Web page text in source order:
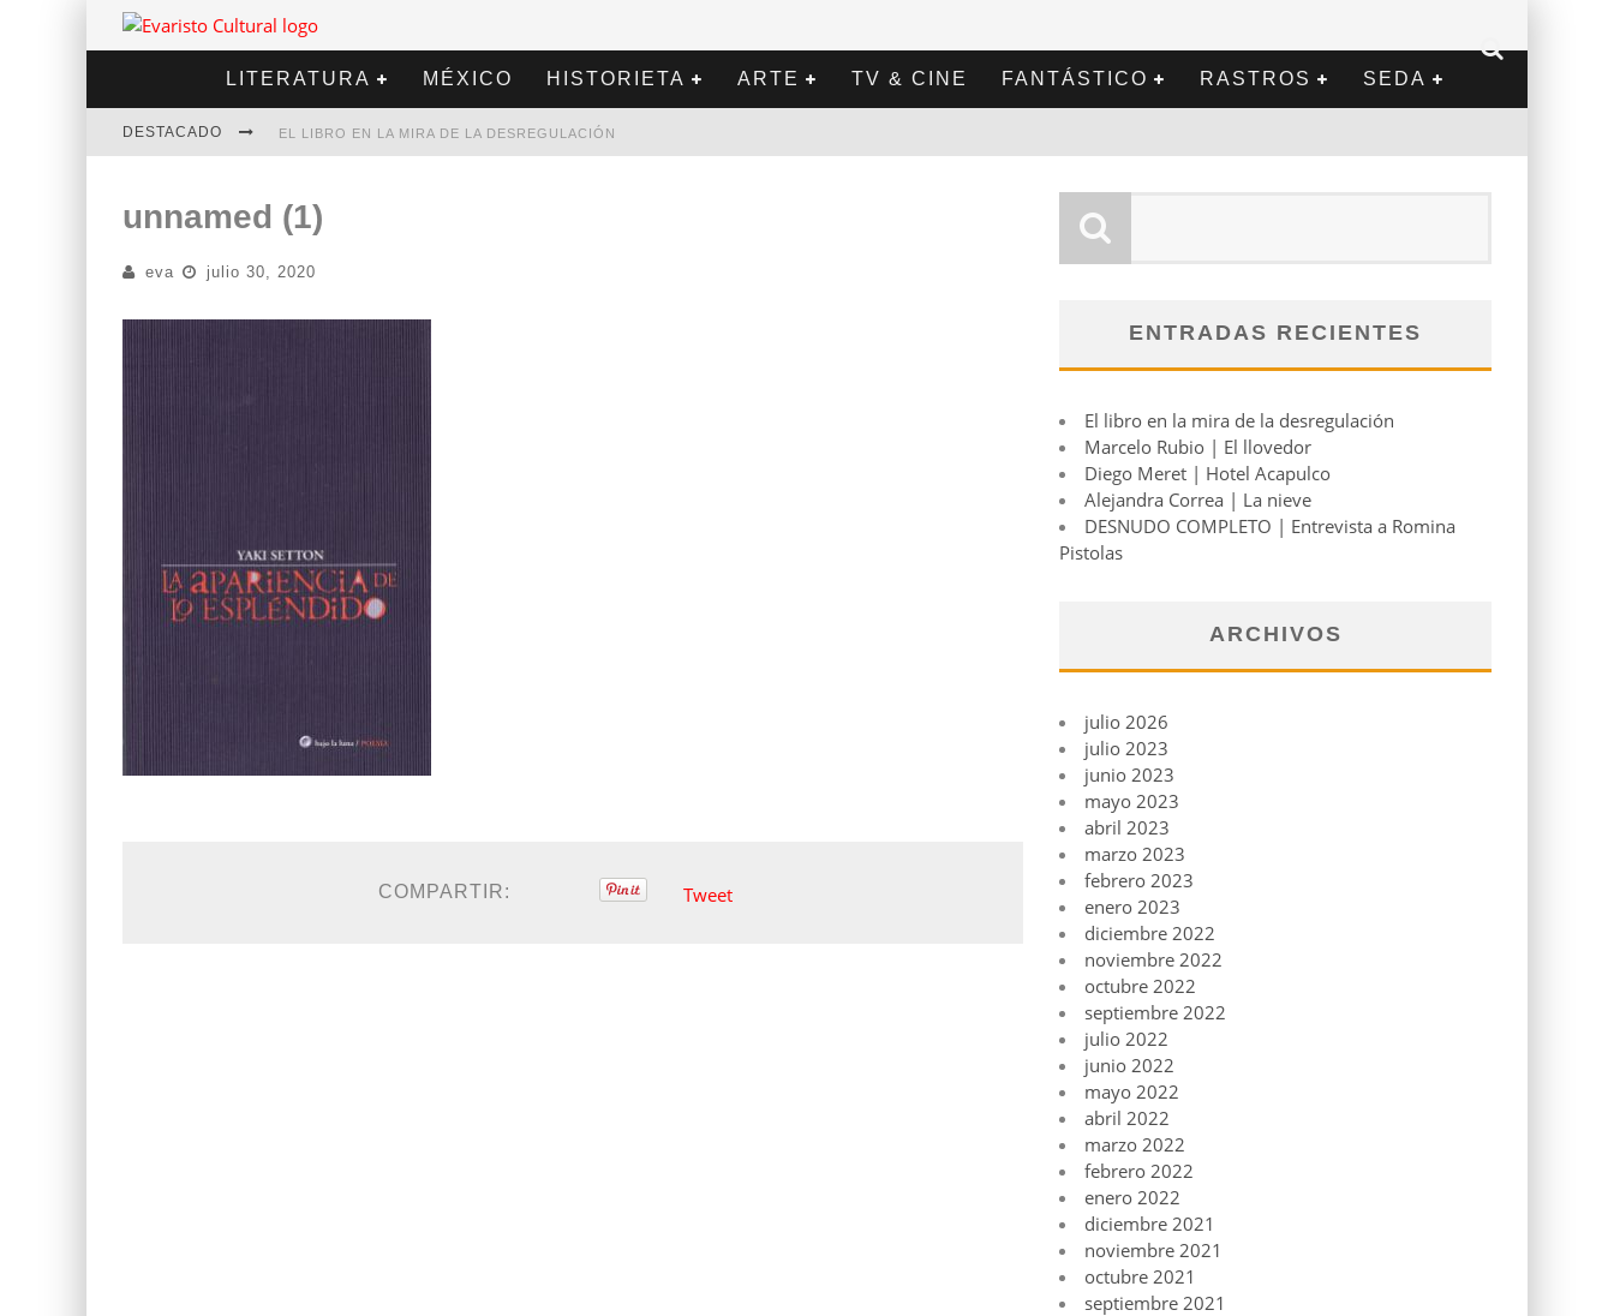
LITERATURA MÉXICO HISTORIETA ARTE TV & CINE FANTÁSTICO RASTROS SEDA
DESTACADO EL LIBRO EN LA MIRA DE LA DESREGULACIÓN
DIEGO MERET | HOTEL ACAPULCO
ALEJANDRA CORREA | LA NIEVE
unnamed (1)
eva julio 30, 2020
COMPARTIR: Tweet
ENTRADAS RECIENTES
El libro en la mira de la desregulación
Marcelo Rubio | El llovedor
Diego Meret | Hotel Acapulco
Alejandra Correa | La nieve
DESNUDO COMPLETO | Entrevista a Romina
Pistolas
ARCHIVOS
julio 2026
julio 2023
junio 2023
mayo 2023
abril 2023
marzo 2023
febrero 2023
enero 2023
diciembre 2022
noviembre 2022
octubre 2022
septiembre 2022
julio 2022
junio 2022
mayo 2022
abril 2022
marzo 2022
febrero 2022
enero 2022
diciembre 2021
noviembre 2021
octubre 2021
septiembre 2021